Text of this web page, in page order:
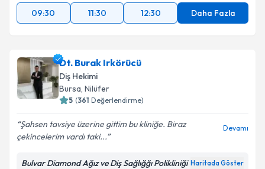
09:30
11:30 12:30 Daha Fazla
Dt. Burak Irkörücü
Diş Hekimi
Bursa, Nilüfer
5 (361 Değerlendirme)
Şahsen tavsiye üzerine gittim bu kliniğe. Biraz
çekincelerim vardı taki...
Devamı
Bulvar Diamond Ağız ve Diş Sağlığğı Polikliniği Haritada Göster